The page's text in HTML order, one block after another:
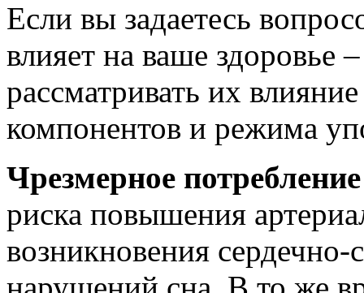
Если вы задаетесь
влияет на ваше здоровье
рассматривать их
компонентов и режима
Чрезмерное
риска повышения
возникновения